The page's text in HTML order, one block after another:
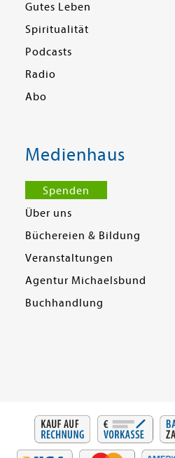
Gutes Leben
Spiritualität
Podcasts
Radio
Abo
Medienhaus
Spenden
Über uns
Büchereien & Bildung
Veranstaltungen
Agentur Michaelsbund
Buchhandlung